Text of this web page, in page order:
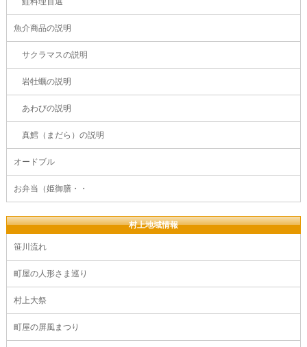
魚介商品の説明
サクラマスの説明
岩牡蠣の説明
あわびの説明
真鱈（まだら）の説明
オードブル
お弁当（姫御膳・・
村上地域情報
笹川流れ
町屋の人形さま巡り
村上大祭
町屋の屏風まつり